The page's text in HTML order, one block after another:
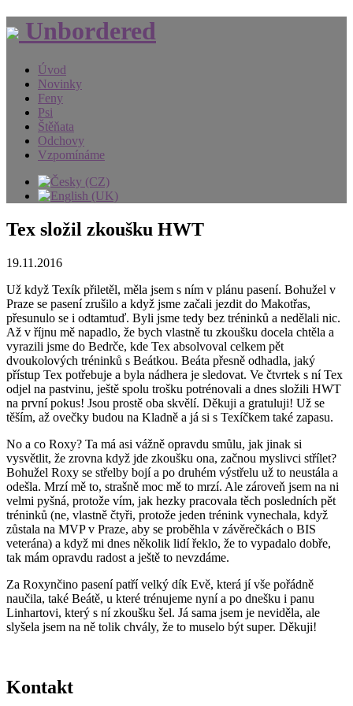
Unbordered
Úvod
Novinky
Feny
Psi
Štěňata
Odchovy
Vzpomínáme
Tex složil zkoušku HWT
19.11.2016
Už když Texík přiletěl, měla jsem s ním v plánu pasení. Bohužel v
Praze se pasení zrušilo a když jsme začali jezdit do Makotřas,
přesunulo se i odtamtuď. Byli jsme tedy bez tréninků a nedělali nic.
Až v říjnu mě napadlo, že bych vlastně tu zkoušku docela chtěla a
vyrazili jsme do Bedrče, kde Tex absolvoval celkem pět
dvoukolových tréninků s Beátkou. Beáta přesně odhadla, jaký
přístup Tex potřebuje a byla nádhera je sledovat. Ve čtvrtek s ní Tex
odjel na pastvinu, ještě spolu trošku potrénovali a dnes složili HWT
na první pokus! Jsou prostě oba skvělí. Děkuji a gratuluji! Už se
těším, až ovečky budou na Kladně a já si s Texíčkem také zapasu.
No a co Roxy? Ta má asi vážně opravdu smůlu, jak jinak si
vysvětlit, že zrovna když jde zkoušku ona, začnou myslivci střílet?
Bohužel Roxy se střelby bojí a po druhém výstřelu už to neustála a
odešla. Mrzí mě to, strašně moc mě to mrzí. Ale zároveň jsem na ni
velmi pyšná, protože vím, jak hezky pracovala těch posledních pět
tréninků (ne, vlastně čtyři, protože jeden trénink vynechala, když
zůstala na MVP v Praze, aby se proběhla v závěrečkách o BIS
veterána) a když mi dnes několik lidí řeklo, že to vypadalo dobře,
tak mám opravdu radost a ještě to nevzdáme.
Za Roxynčino pasení patří velký dík Evě, která jí vše pořádně
naučila, také Beátě, u které trénujeme nyní a po dnešku i panu
Linhartovi, který s ní zkoušku šel. Já sama jsem je neviděla, ale
slyšela jsem na ně tolik chvály, že to muselo být super. Děkuji!
Kontakt